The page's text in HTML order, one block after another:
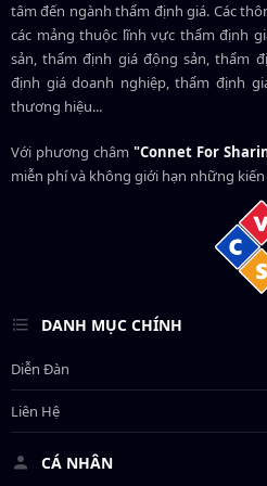
tâm đến ngành thẩm định giá. Các
các mảng thuộc lĩnh vực thẩm định
sản, thẩm định giá động sản, thẩm
định giá doanh nghiệp, thẩm định
thương hiệu...
Với phương châm"Connet For
miễn phí và không giới hạn những
DANH MỤC CHÍNH
Diễn Đàn
Liên Hệ
CÁ NHÂN